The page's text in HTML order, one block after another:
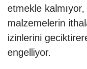
etmekle
malzemelerin
izinlerini
engelliyor.